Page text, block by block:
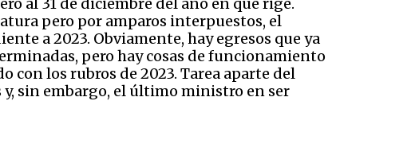
pero por amparos interpuestos, el
a 2023. Obviamente, hay egresos que ya
pero hay cosas de funcionamiento
con los rubros de 2023. Tarea aparte del
sin embargo, el último ministro en ser